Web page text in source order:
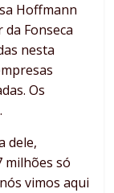
Hoffmann
Fonseca
nesta
Os
dele,
milhões só
vimos aqui